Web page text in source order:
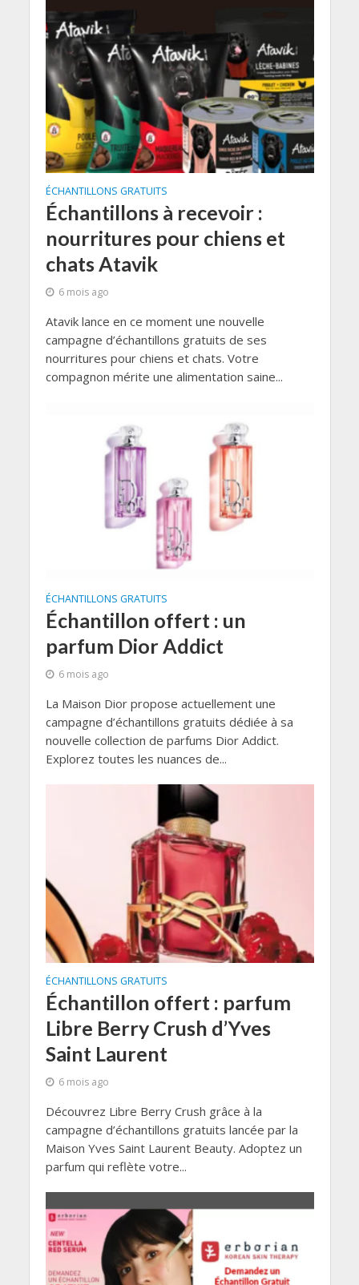
ÉCHANTILLONS GRATUITS
Échantillons à recevoir :
nourritures pour chiens et
chats Atavik
6 mois ago
Atavik lance en ce moment une nouvelle
campagne d’échantillons gratuits de ses
nourritures pour chiens et chats. Votre
compagnon mérite une alimentation saine...
ÉCHANTILLONS GRATUITS
Échantillon offert : un
parfum Dior Addict
6 mois ago
La Maison Dior propose actuellement une
campagne d’échantillons gratuits dédiée à sa
nouvelle collection de parfums Dior Addict.
Explorez toutes les nuances de...
ÉCHANTILLONS GRATUITS
Échantillon offert : parfum
Libre Berry Crush d’Yves
Saint Laurent
6 mois ago
Découvrez Libre Berry Crush grâce à la
campagne d’échantillons gratuits lancée par la
Maison Yves Saint Laurent Beauty. Adoptez un
parfum qui reflète votre...